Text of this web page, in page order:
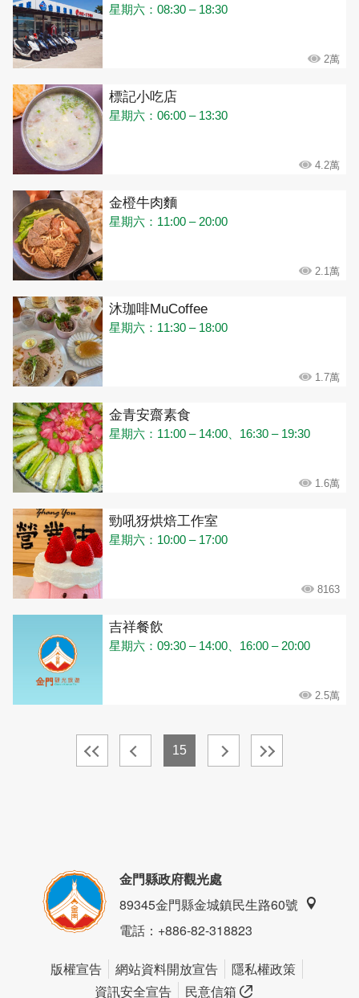
星期六：08:30 – 18:30
2萬
標記小吃店
星期六：06:00 – 13:30
4.2萬
金橙牛肉麵
星期六：11:00 – 20:00
2.1萬
沐珈啡MuCoffee
星期六：11:30 – 18:00
1.7萬
金青安齋素食
星期六：11:00 – 14:00、16:30 – 19:30
1.6萬
勁吼犽烘焙工作室
星期六：10:00 – 17:00
8163
吉祥餐飲
星期六：09:30 – 14:00、16:00 – 20:00
2.5萬
15
金門縣政府觀光處
89345金門縣金城鎮民生路60號
電話：+886-82-318823
版權宣告 網站資料開放宣告
隱私權政策
資訊安全宣告
民意信箱